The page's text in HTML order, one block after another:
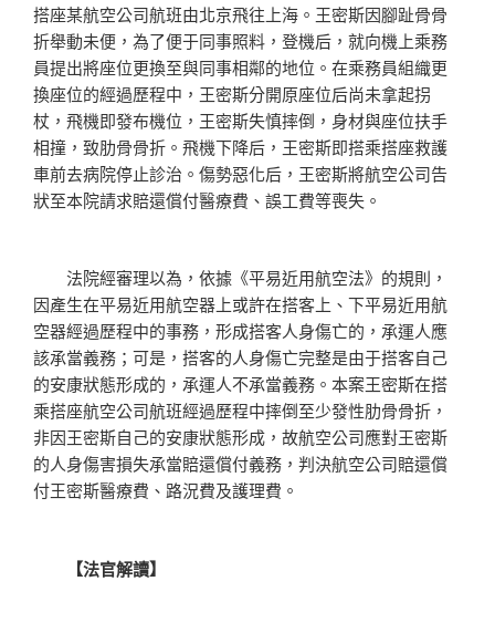
搭座某航空公司航班由北京飛往上海。王密斯因腳趾骨骨
折舉動未便，為了便于同事照料，登機后，就向機上乘務
員提出將座位更換至與同事相鄰的地位。在乘務員組織更
換座位的經過歷程中，王密斯分開原座位后尚未拿起拐
杖，飛機即發布機位，王密斯失慎摔倒，身材與座位扶手
相撞，致肋骨骨折。飛機下降后，王密斯即搭乘搭座救護
車前去病院停止診治。傷勢惡化后，王密斯將航空公司告
狀至本院請求賠還償付醫療費、誤工費等喪失。
法院經審理以為，依據《平易近用航空法》的規則，
因產生在平易近用航空器上或許在搭客上、下平易近用航
空器經過歷程中的事務，形成搭客人身傷亡的，承運人應
該承當義務；可是，搭客的人身傷亡完整是由于搭客自己
的安康狀態形成的，承運人不承當義務。本案王密斯在搭
乘搭座航空公司航班經過歷程中摔倒至少發性肋骨骨折，
非因王密斯自己的安康狀態形成，故航空公司應對王密斯
的人身傷害損失承當賠還償付義務，判決航空公司賠還償
付王密斯醫療費、路況費及護理費。
【法官解讀】